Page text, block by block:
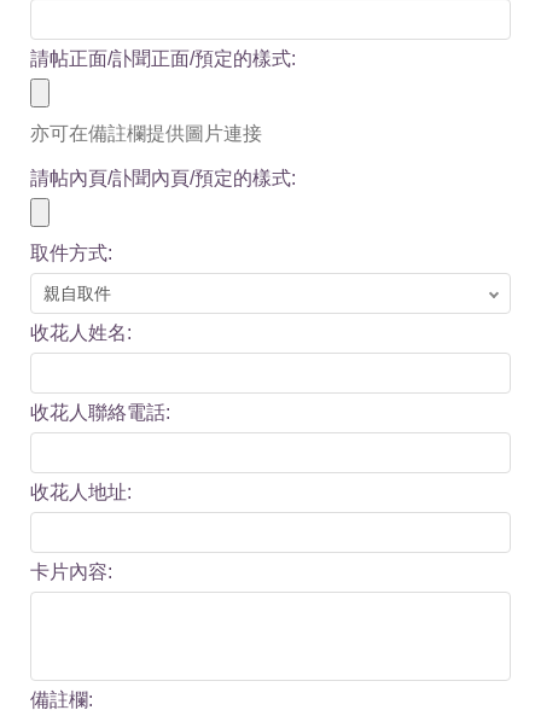
請帖正面/訃聞正面/預定的樣式:
亦可在備註欄提供圖片連接
請帖內頁/訃聞內頁/預定的樣式:
取件方式:
收花人姓名:
收花人聯絡電話:
收花人地址:
卡片內容:
備註欄: